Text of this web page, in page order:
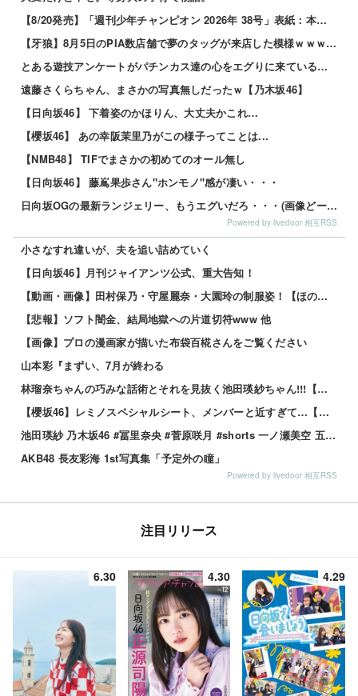
【8/20発売】「週刊少年チャンピオン 2026年 38号」表紙：本郷柚巴
【牙狼】8月5日のPIA数店舗で夢のタッグが来店した模様ｗｗｗｗｗ
とある遊技アンケートがパチンカス達の心をエグりに来ていると話題ｗｗｗｗｗ
遠藤さくらちゃん、まさかの写真無しだったｗ【乃木坂46】
【日向坂46】 下着姿のかほりん、大丈夫かこれ…
【櫻坂46】 あの幸阪茉里乃がこの様子ってことは...
【NMB48】 TIFでまさかの初めてのオール無し
【日向坂46】 藤嶌果歩さん"ホンモノ"感が凄い・・・
日向坂OGの最新ランジェリー、もうエグいだろ・・・(画像どーん)
Powered by livedoor 相互RSS
小さなすれ違いが、夫を追い詰めていく
【日向坂46】月刊ジャイアンツ公式、重大告知！
【動画・画像】田村保乃・守屋麗奈・大園玲の制服姿！【ほのす・れなぁ・ぞの】【櫻坂46】 他
【悲報】ソフト闇金、結局地獄への片道切符www 他
【画像】プロの漫画家が描いた布袋百椛さんをご覧ください
山本彩『まずい、7月が終わる
林瑠奈ちゃんの巧みな話術とそれを見抜く池田瑛紗ちゃん!!!【乃木坂46】
【櫻坂46】レミノスペシャルシート、メンバーと近すぎて…【全国ツアー2026】
池田瑛紗 乃木坂46 #冨里奈央 #菅原咲月 #shorts 一ノ瀬美空 五百城茉央 瀬戸口心月 奥の反応まとめ
AKB48 長友彩海 1st写真集「予定外の瞳」
Powered by livedoor 相互RSS
注目リリース
6.30 4.30 4.29